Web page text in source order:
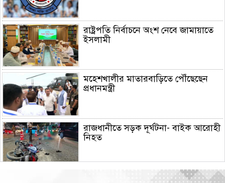
রাষ্ট্রপতি নির্বাচনে অংশ নেবে জামায়াতে
ইসলামী
মহেশখালীর মাতারবাড়িতে পৌঁছেছেন
প্রধানমন্ত্রী
রাজধানীতে সড়ক দূর্ঘটনা- বাইক আরোহী
নিহত
মোজতবা খামেনির ভিডিও প্রকাশ করল